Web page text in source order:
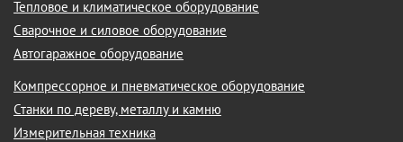
Тепловое и климатическое оборудование
Сварочное и силовое оборудование
Автогаражное оборудование
Компрессорное и пневматическое оборудование
Станки по дереву, металлу и камню
Измерительная техника